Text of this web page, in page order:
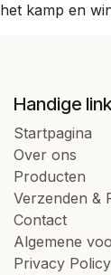
het kamp en
Handige
Startpagina
Over ons
Producten
Verzenden &
Contact
Algemene
Privacy Policy